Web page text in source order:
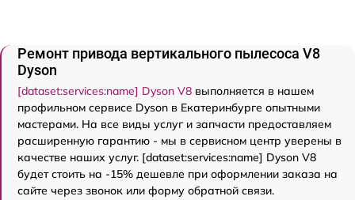
Ремонт привода вертикального пылесоса V8
Dyson
[dataset:services:name] Dyson V8 выполняется в нашем
профильном сервисе Dyson в Екатеринбурге опытными
мастерами. На все виды услуг и запчасти предоставляем
расширенную гарантию - мы в сервисном центр уверены в
качестве наших услуг. [dataset:services:name] Dyson V8
будет стоить на -15% дешевле при оформлении заказа на
сайте через звонок или форму обратной связи.